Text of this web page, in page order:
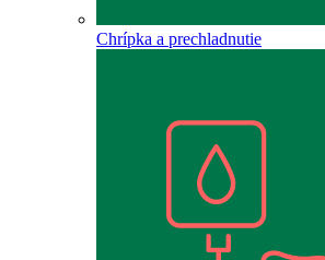
Chrípka a prechladnutie